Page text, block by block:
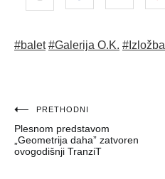
#balet #Galerija O.K. #Izložba
Navigacija
objava
PRETHODNI
Plesnom predstavom
„Geometrija daha” zatvoren
ovogodišnji TranziT